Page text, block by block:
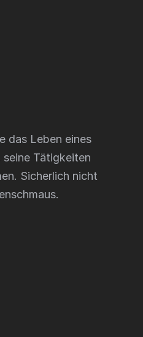
das Leben eines
seine Tätigkeiten
Sicherlich nicht